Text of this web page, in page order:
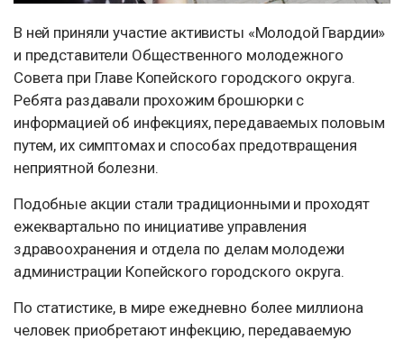
В ней приняли участие активисты «Молодой Гвардии»
и представители Общественного молодежного
Совета при Главе Копейского городского округа.
Ребята раздавали прохожим брошюрки с
информацией об инфекциях, передаваемых половым
путем, их симптомах и способах предотвращения
неприятной болезни.
Подобные акции стали традиционными и проходят
ежеквартально по инициативе управления
здравоохранения и отдела по делам молодежи
администрации Копейского городского округа.
По статистике, в мире ежедневно более миллиона
человек приобретают инфекцию, передаваемую